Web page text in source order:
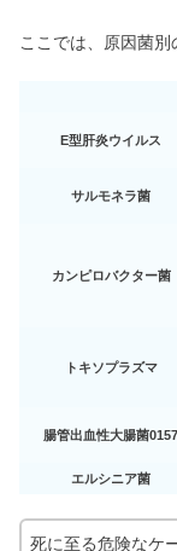
ここでは、原因菌別
E型肝炎ウイルス
サルモネラ菌
カンピロバクター菌
トキソプラズマ
腸管出血性大腸菌0157
エルシニア菌
死に至る危険なケ